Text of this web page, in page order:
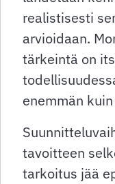
realistisesti
arvioidaan.
tärkeintä on
enemmän
tavoitteen
tarkoitus jää